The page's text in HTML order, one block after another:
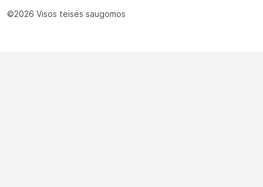
©2026 Visos teisės saugomos